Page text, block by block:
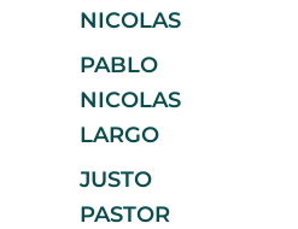
NICOLAS
PABLO
NICOLAS
LARGO
JUSTO
PASTOR